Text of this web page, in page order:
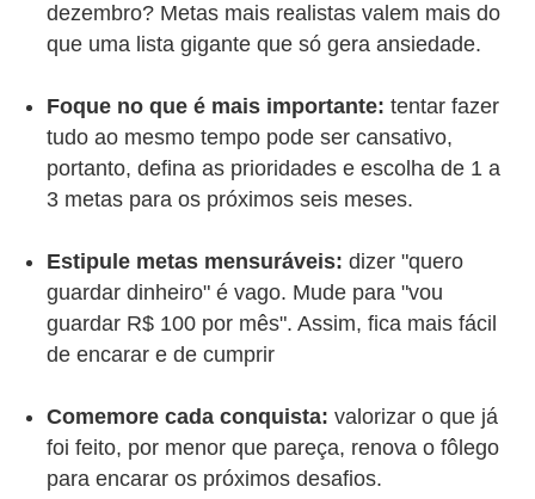
dezembro? Metas mais realistas valem mais do
que uma lista gigante que só gera ansiedade.
Foque no que é mais importante:tentar fazer
tudo ao mesmo tempo pode ser cansativo,
portanto, defina as prioridades e escolha de 1 a
3 metas para os próximos seis meses.
Estipule metas mensuráveis:dizer "quero
guardar dinheiro" é vago. Mude para "vou
guardar R$ 100 por mês". Assim, fica mais fácil
de encarar e de cumprir
Comemore cada conquista:valorizar o que já
foi feito, por menor que pareça, renova o fôlego
para encarar os próximos desafios.